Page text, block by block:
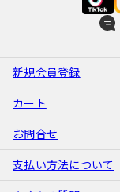
新規会員登録
カート
お問合せ
支払い方法について